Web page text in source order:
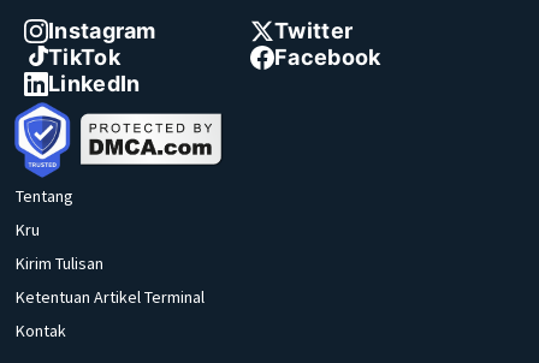
Instagram
Twitter
TikTok
Facebook
LinkedIn
Tentang
Kru
Kirim Tulisan
Ketentuan Artikel Terminal
Kontak